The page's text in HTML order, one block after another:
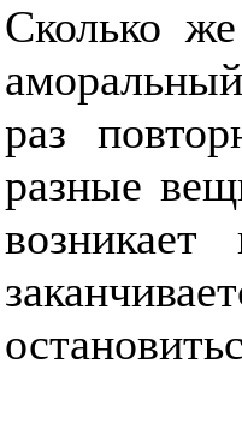
Сколько
раз
разные